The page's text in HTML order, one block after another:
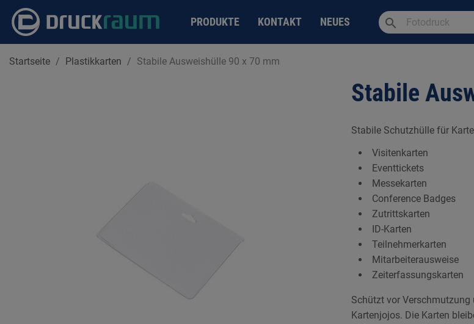
PRODUKTE KONTAKT NEUES search
Startseite Plastikkarten Stabile Ausweishülle 90 x 70 mm
Stabile
Stabile Schutzhülle für
Visitenkarten
Eventtickets
Messekarten
Conference Badges
Zutrittskarten
ID-Karten
Teilnehmerkarten
Mitarbeiterausweise
Zeiterfassungskarten
Schützt vor
Kartenjojos. Die Karten